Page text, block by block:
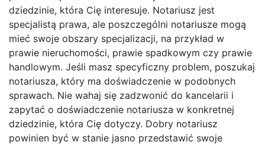
dziedzinie, która Cię interesuje. Notariusz jest
specjalistą prawa, ale poszczególni notariusze mogą
mieć swoje obszary specjalizacji, na przykład w
prawie nieruchomości, prawie spadkowym czy prawie
handlowym. Jeśli masz specyficzny problem, poszukaj
notariusza, który ma doświadczenie w podobnych
sprawach. Nie wahaj się zadzwonić do kancelarii i
zapytać o doświadczenie notariusza w konkretnej
dziedzinie, która Cię dotyczy. Dobry notariusz
powinien być w stanie jasno przedstawić swoje